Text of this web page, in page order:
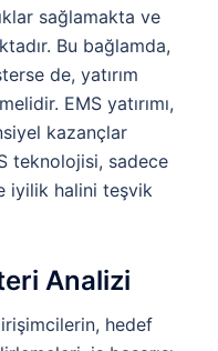
sağlamakta ve
Bu bağlamda,
de, yatırım
EMS yatırımı,
kazançlar
teknolojisi, sadece
iyilik halini teşvik
Analizi
hedef